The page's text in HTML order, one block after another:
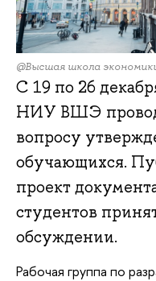
@Высшая школа
С 19 по 26
НИУ ВШЭ
вопросу
обучающихся.
проект
студентов
обсуждении.
Рабочая группа по